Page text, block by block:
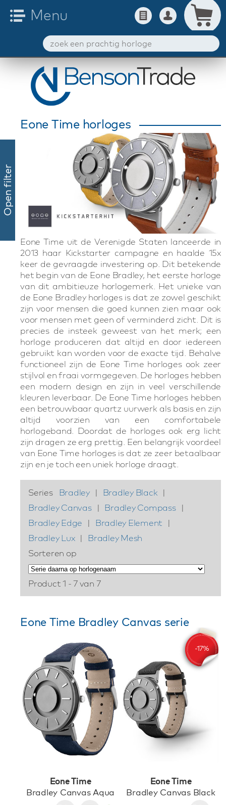
Open filter
Eone Time horloges
Eone Time uit de Verenigde Staten lanceerde in
2013 haar Kickstarter campagne en haalde 15x
keer de gevraagde investering op. Dit betekende
het begin van de Eone Bradley, het eerste horloge
van dit ambitieuze horlogemerk. Het unieke van
de Eone Bradley horloges is dat ze zowel geschikt
zijn voor mensen die goed kunnen zien maar ook
voor mensen met geen of verminderd zicht. Dit is
precies de insteek geweest van het merk; een
horloge produceren dat altijd en door iedereen
gebruikt kan worden voor de exacte tijd. Behalve
functioneel zijn de Eone Time horloges ook zeer
stijlvol en fraai vormgegeven. De horloges hebben
een modern design en zijn in veel verschillende
kleuren leverbaar. De Eone Time horloges hebben
een betrouwbaar quartz uurwerk als basis en zijn
altijd voorzien van een comfortabele
horlogeband. Doordat de horloges ook erg licht
zijn dragen ze erg prettig. Een belangrijk voordeel
van Eone Time horloges is dat ze zeer betaalbaar
zijn en je toch een uniek horloge draagt.
Series Bradley | Bradley Black |
Bradley Canvas | Bradley Compass |
Bradley Edge
| Bradley Element
|
Bradley Lux |
Bradley Mesh
Sorteren op
Product 1 - 7 van 7
Eone Time Bradley Canvas serie
Eone Time
Bradley Canvas Aqua
Eone Time
Bradley Canvas Black